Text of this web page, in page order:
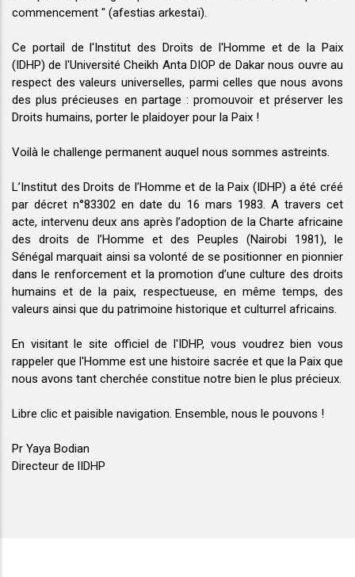
commencement " (afestias arkestaï).
Ce portail de l'Institut des Droits de l'Homme et de la Paix
(IDHP) de l'Université Cheikh Anta DIOP de Dakar nous ouvre au
respect des valeurs universelles, parmi celles que nous avons
des plus précieuses en partage : promouvoir et préserver les
Droits humains, porter le plaidoyer pour la Paix !
Voilà le challenge permanent auquel nous sommes astreints.
L’Institut des Droits de l’Homme et de la Paix (IDHP) a été créé
par décret n°83302 en date du 16 mars 1983. A travers cet
acte, intervenu deux ans après l’adoption de la Charte africaine
des droits de l’Homme et des Peuples (Nairobi 1981), le
Sénégal marquait ainsi sa volonté de se positionner en pionnier
dans le renforcement et la promotion d’une culture des droits
humains et de la paix, respectueuse, en même temps, des
valeurs ainsi que du patrimoine historique et culturrel africains.
En visitant le site officiel de l'IDHP, vous voudrez bien vous
rappeler que l'Homme est une histoire sacrée et que la Paix que
nous avons tant cherchée constitue notre bien le plus précieux.
Libre clic et paisible navigation. Ensemble, nous le pouvons !
Pr Yaya Bodian
Directeur de lIDHP